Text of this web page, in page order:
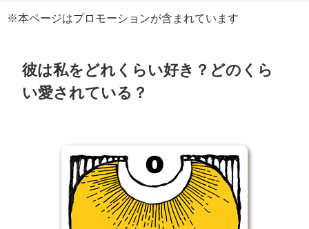
※本ページはプロモーションが含まれています
彼は私をどれくらい好き？どのくら
い愛されている？